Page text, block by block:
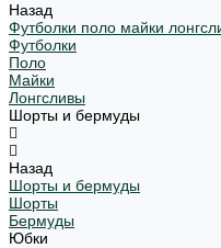
Назад
Футболки поло майки
Футболки
Поло
Майки
Лонгсливы
Шорты и бермуды
Назад
Шорты и бермуды
Шорты
Бермуды
Юбки